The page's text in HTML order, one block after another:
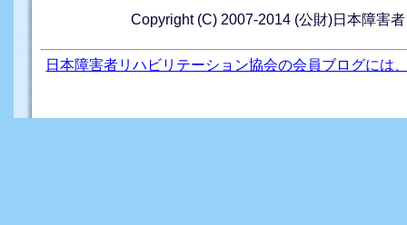
Copyright (C) 2007-2014 (公財)日本障害
日本障害者リハビリテーション協会の会員ブログには